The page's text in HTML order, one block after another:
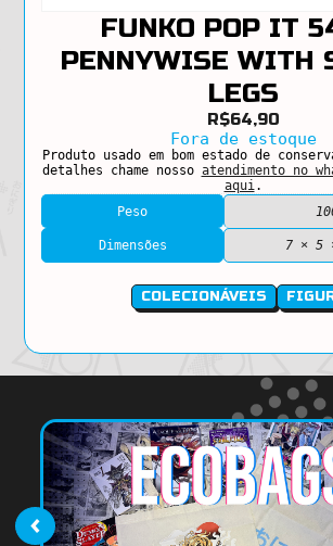
FUNKO POP IT
PENNYWISE WITH
LEGS
R$64,90
Fora de estoque
Produto usado em bom estado de
detalhes chame nosso atendimento no
aqui.
Peso
Dimensões 7 × 5
COLECIONÁVEIS
‹